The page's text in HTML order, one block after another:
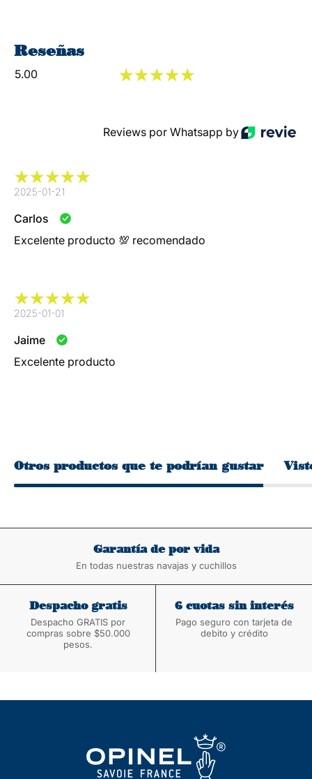
Reseñas
5.00
Reviews por Whatsapp by
2025-01-21
Carlos
Excelente producto 💯 recomendado
2025-01-01
Jaime
Excelente producto
Otros productos que te podrían gustar
Garantía de por vida
En todas nuestras navajas y cuchillos
Despacho gratis
Despacho GRATIS por
compras sobre $50.000
pesos.
6 cuotas sin interés
Pago seguro con tarjeta de
debito y crédito